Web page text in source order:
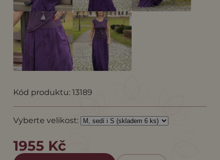
Kód produktu: 13189
Vyberte velikost:
1955 Kč